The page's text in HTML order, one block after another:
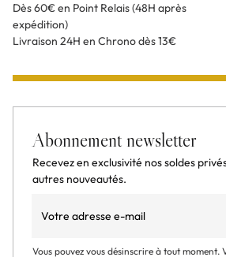
Dès 60€ en Point Relais (48H après
expédition)
Livraison 24H en Chrono dès 13€
Abonnement newsletter
Recevez en exclusivité nos soldes
autres nouveautés.
Vous pouvez vous désinscrire à tout moment.